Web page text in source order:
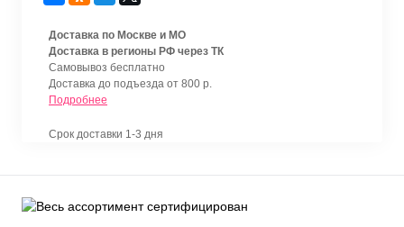
Доставка по Москве и МО
Доставка в регионы РФ через ТК
Самовывоз бесплатно
Доставка до подъезда от 800 р.
Подробнее
Срок доставки 1-3 дня